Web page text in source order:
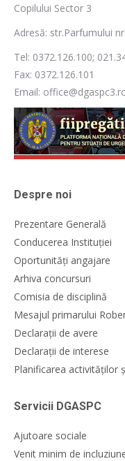
Copilului Sector 3
Adresă: str.Parfumului
Tel: 0372.126.100;
Fax: 0372.126.101
Email:
Despre noi
Prezentare Generală
Conducerea Instituției
Oportunități angajare
Arhiva concursuri
Comisia de disciplină
Mesajul primarului
Declarații de avere
Declarații de interese
Planificarea activităților
Servicii DGASPC
Ajutoare sociale
Venit minim de